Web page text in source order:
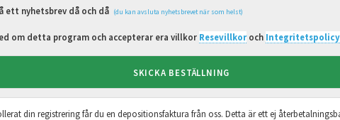
ett nyhetsbrev då och då (du kan avsluta nyhetsbrevet när som helst)
om detta program och accepterar era villkor Resevillkoroch Integritetspolicy
SKICKA BESTÄLLNING
din registrering får du en depositionsfaktura från oss. Detta är ett ej